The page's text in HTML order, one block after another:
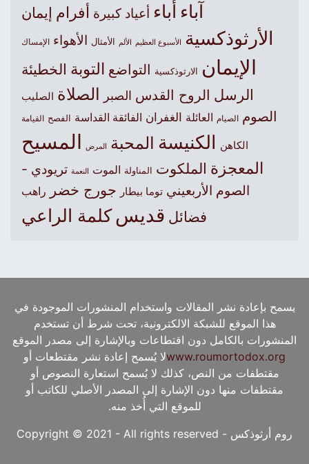
آباءأباء أعياد كبيرة أفرام إيمان
الأرثوذكسية الأسبوع العظيم الألم الأمثال الأهواء الإمساك
الإيمان الارثوذكسية التواضع التوبة الخطيئة
الرسل الروح القدس الصبر الصلاة الصليب
الصوم الصيام العائلة الغفران الفائقة القداسة الفصح القيامة
الكاهن الكنيسةالمحبة المرض المسيح
المعجزة الملكوت المناولة الموت النعمة تريودي -
الصوم الأربعيني توما بيطار جورج خضر راهب
فضائل قديس كلمة الراعي
يسمح بإعادة نشر المقالات واستخدام المنشورات الموجودة في
هذا الموقع للشبكة الالكترونية، تحت شرط أن تستخدم
المنشورات بالكامل دون اقتطاعات وبالإشارة إلى مصدر الموقع
www.roumortodox.orgلا يُسمح إعادة نشر مقتطعات أو
مقتطفات من النص، كذلك لا يُسمح استعارة النصوص أو
مقتطفات منها دون الإشارة إلى المصدر الأصلي للكاتب أو
للموقع التي أُخذ منه.
روم أرثوذكس - Copyright © 2021 - All rights reserved